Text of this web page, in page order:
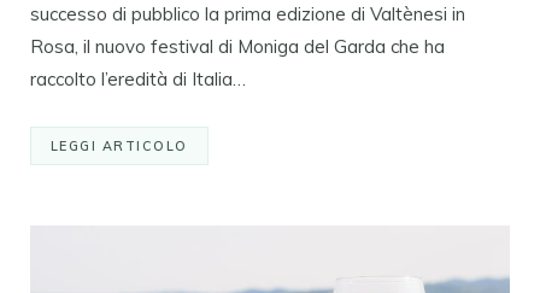
successo di pubblico la prima edizione di Valtènesi in
Rosa, il nuovo festival di Moniga del Garda che ha
raccolto l’eredità di Italia…
LEGGI ARTICOLO